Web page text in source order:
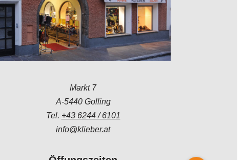
Markt 7
A-5440 Golling
Tel. +43 6244 / 6101
info@klieber.at